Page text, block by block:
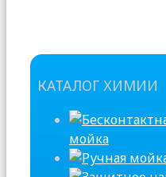
КАТАЛОГ ХИМИИ
мойка